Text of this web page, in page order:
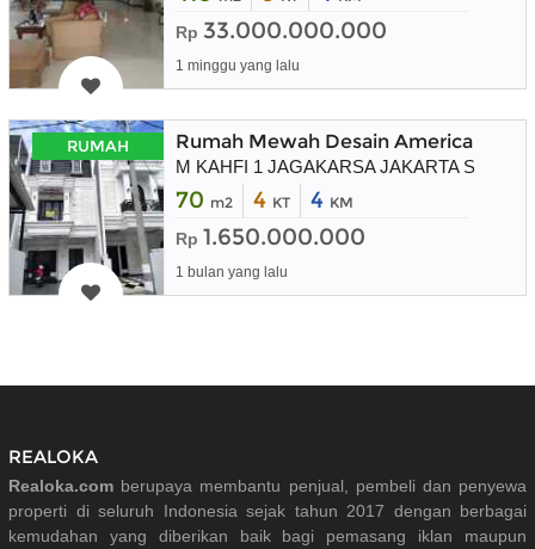
Rp 33.000.000.000
1 minggu yang lalu
RUMAH Rumah Mewah Desain American
M KAHFI 1 JAGAKARSA JAKARTA
70 m2 4 KT 4 KM
Rp 1.650.000.000
1 bulan yang lalu
REALOKA
Realoka.com berupaya membantu penjual, pembeli dan penyewa
properti di seluruh Indonesia sejak tahun 2017 dengan berbagai
kemudahan yang diberikan baik bagi pemasang iklan maupun